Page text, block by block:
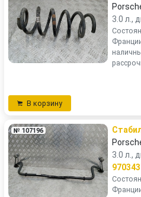
3.0 л.,
В корзину
№ 107196
3.0 л.,